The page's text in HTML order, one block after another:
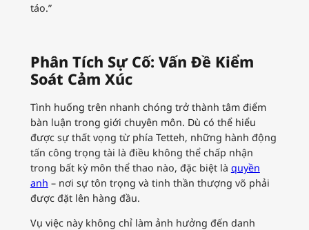
táo.”
Phân Tích Sự Cố: Vấn Đề Kiểm
Soát Cảm Xúc
Tình huống trên nhanh chóng trở thành tâm điểm
bàn luận trong giới chuyên môn. Dù có thể hiểu
được sự thất vọng từ phía Tetteh, những hành động
tấn công trọng tài là điều không thể chấp nhận
trong bất kỳ môn thể thao nào, đặc biệt là quyền
anh – nơi sự tôn trọng và tinh thần thượng võ phải
được đặt lên hàng đầu.
Vụ việc này không chỉ làm ảnh hưởng đến danh